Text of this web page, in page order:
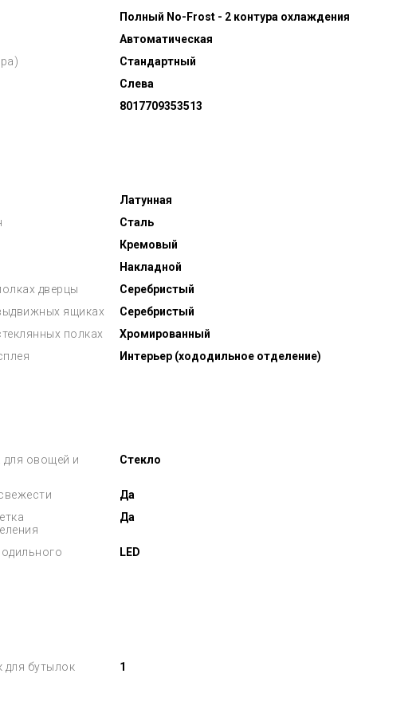
Полный No-Frost - 2 контура охлаждения
Автоматическая
Стандартный
Слева
8017709353513
Латунная
Сталь
Кремовый
Накладной
дверцы
Серебристый
ящиках
Серебристый
полках
Хромированный
Интерьер (хододильное отделение)
овощей и
Стекло
Да
Да
LED
для бутылок 1